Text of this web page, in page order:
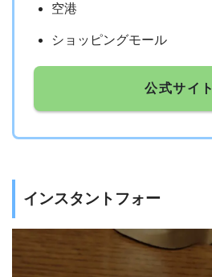
空港
ショッピングモール
公式サイト
インスタントフォー